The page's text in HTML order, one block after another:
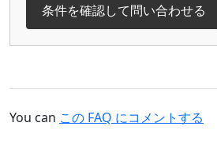
条件を確認して問い合わせる
You can この FAQ にコメントする